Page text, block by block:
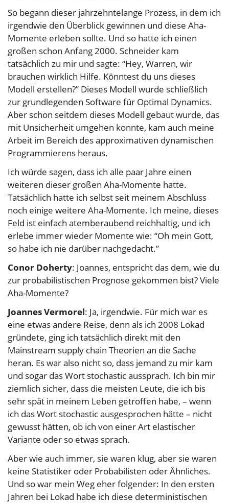
So begann dieser jahrzehntelange Prozess, in dem ich
irgendwie den Überblick gewinnen und diese Aha-
Momente erleben sollte. Und so hatte ich einen
großen schon Anfang 2000. Schneider kam
tatsächlich zu mir und sagte: “Hey, Warren, wir
brauchen wirklich Hilfe. Könntest du uns dieses
Modell erstellen?” Dieses Modell wurde schließlich
zur grundlegenden Software für Optimal Dynamics.
Aber schon seitdem dieses Modell gebaut wurde, das
mit Unsicherheit umgehen konnte, kam auch meine
Arbeit im Bereich des approximativen dynamischen
Programmierens heraus.
Ich würde sagen, dass ich alle paar Jahre einen
weiteren dieser großen Aha-Momente hatte.
Tatsächlich hatte ich selbst seit meinem Abschluss
noch einige weitere Aha-Momente. Ich meine, dieses
Feld ist einfach atemberaubend reichhaltig, und ich
erlebe immer wieder Momente wie: “Oh mein Gott,
so habe ich nie darüber nachgedacht.”
Conor Doherty: Joannes, entspricht das dem, wie du
zur probabilistischen Prognose gekommen bist? Viele
Aha-Momente?
Joannes Vermorel: Ja, irgendwie. Für mich war es
eine etwas andere Reise, denn als ich 2008 Lokad
gründete, ging ich tatsächlich direkt mit den
Mainstream supply chain Theorien an die Sache
heran. Es war also nicht so, dass jemand zu mir kam
und sogar das Wort stochastic aussprach. Ich bin mir
ziemlich sicher, dass die meisten Leute, die ich bis
sehr spät in meinem Leben getroffen habe, – wenn
ich das Wort stochastic ausgesprochen hätte – nicht
gewusst hätten, ob ich von einer Art elastischer
Variante oder so etwas sprach.
Aber wie auch immer, sie waren klug, aber sie waren
keine Statistiker oder Probabilisten oder Ähnliches.
Und so war mein Weg eher folgender: In den ersten
Jahren bei Lokad habe ich diese deterministischen